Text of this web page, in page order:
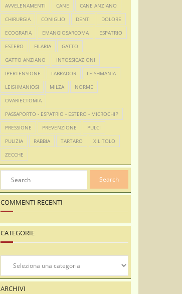
AVVELENAMENTI
CANE
CANE ANZIANO
CHIRURGIA
CONIGLIO DENTI
DOLORE
ECOGRAFIA
EMANGIOSARCOMA
ESPATRIO
ESTERO
FILARIA
GATTO
GATTO ANZIANO
INTOSSICAZIONI
IPERTENSIONE
LABRADOR
LEISHMANIA
LEISHMANIOSI
MILZA
NORME
OVARIECTOMIA
PASSAPORTO - ESPATRIO - ESTERO - MICROCHIP
PRESSIONE
PREVENZIONE
PULCI
PULIZIA
RABBIA TARTARO
XILITOLO
ZECCHE
COMMENTI RECENTI
CATEGORIE
Categorie
ARCHIVI